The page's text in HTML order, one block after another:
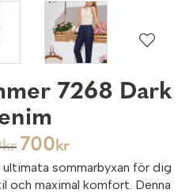
7268 Dark
kr 700 kr
ultimata sommarbyxan för dig
och maximal komfort. Denna